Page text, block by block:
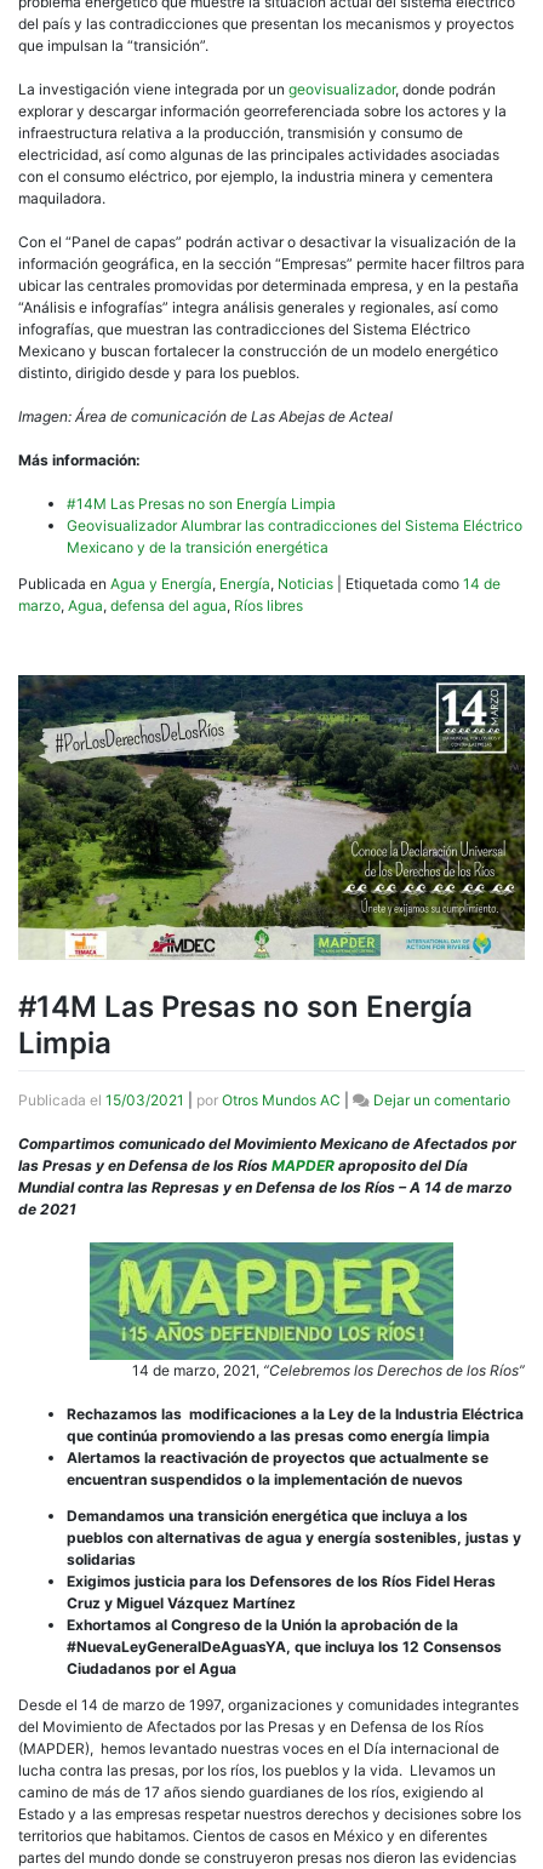
del país y las contradicciones que presentan los mecanismos y proyectos
que impulsan la “transición”.
La investigación viene integrada por un geovisualizador, donde podrán
explorar y descargar información georreferenciada sobre los actores y la
infraestructura relativa a la producción, transmisión y consumo de
electricidad, así como algunas de las principales actividades asociadas
con el consumo eléctrico, por ejemplo, la industria minera y cementera
maquiladora.
Con el “Panel de capas” podrán activar o desactivar la visualización de la
información geográfica, en la sección “Empresas” permite hacer filtros para
ubicar las centrales promovidas por determinada empresa, y en la pestaña
“Análisis e infografías” integra análisis generales y regionales, así como
infografías, que muestran las contradicciones del Sistema Eléctrico
Mexicano y buscan fortalecer la construcción de un modelo energético
distinto, dirigido desde y para los pueblos.
Imagen: Área de comunicación de Las Abejas de Acteal
Más información:
#14M Las Presas no son Energía Limpia
Geovisualizador Alumbrar las contradicciones del Sistema Eléctrico
Mexicano y de la transición energética
Publicada en Agua y Energía, Energía, Noticias Etiquetada como 14 de
marzo, Agua, defensa del agua, Ríos libres
#14M Las Presas no son Energía
Limpia
Publicada el 15/03/2021 por Otros Mundos AC Dejar un comentarioen
Las
no
Compartimos comunicado del Movimiento Mexicano de Afectados por
las Presas y en Defensa de los Ríos MAPDER aproposito del Día
Mundial contra las Represas y en Defensa de los Ríos – A 14 de marzo
de 2021
14 de marzo, 2021, “Celebremos los Derechos de los Ríos”
Rechazamos las modificaciones a la Ley de la Industria Eléctrica
que continúa promoviendo a las presas como energía limpia
Alertamos la reactivación de proyectos que actualmente se
encuentran suspendidos o la implementación de nuevos
Demandamos una transición energética que incluya a los
pueblos con alternativas de agua y energía sostenibles, justas y
solidarias
Exigimos justicia para los Defensores de los Ríos Fidel Heras
Cruz y Miguel Vázquez Martínez
Exhortamos al Congreso de la Unión la aprobación de la
#NuevaLeyGeneralDeAguasYA, que incluya los 12 Consensos
Ciudadanos por el Agua
Desde el 14 de marzo de 1997, organizaciones y comunidades integrantes
del Movimiento de Afectados por las Presas y en Defensa de los Ríos
(MAPDER), hemos levantado nuestras voces en el Día internacional de
lucha contra las presas, por los ríos, los pueblos y la vida. Llevamos un
camino de más de 17 años siendo guardianes de los ríos, exigiendo al
Estado y a las empresas respetar nuestros derechos y decisiones sobre los
territorios que habitamos. Cientos de casos en México y en diferentes
partes del mundo donde se construyeron presas nos dieron las evidencias